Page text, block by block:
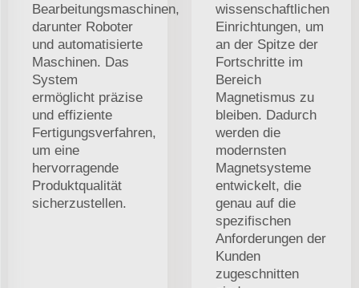
Bearbeitungsmaschinen,
darunter Roboter
und automatisierte
Maschinen. Das
System
ermöglicht präzise
und effiziente
Fertigungsverfahren,
um eine
hervorragende
Produktqualität
sicherzustellen.
wissenschaftlichen
Einrichtungen, um
an der Spitze der
Fortschritte im
Bereich
Magnetismus zu
bleiben. Dadurch
werden die
modernsten
Magnetsysteme
entwickelt, die
genau auf die
spezifischen
Anforderungen der
Kunden
zugeschnitten